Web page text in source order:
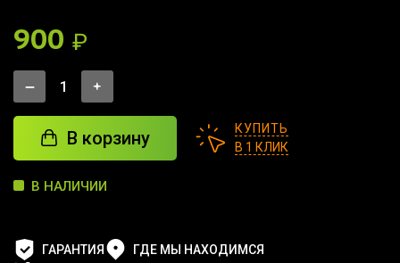
900 ₽
В корзину
КУПИТЬ
В 1 КЛИК
В НАЛИЧИИ
ГАРАНТИЯ
ГДЕ МЫ НАХОДИМСЯ